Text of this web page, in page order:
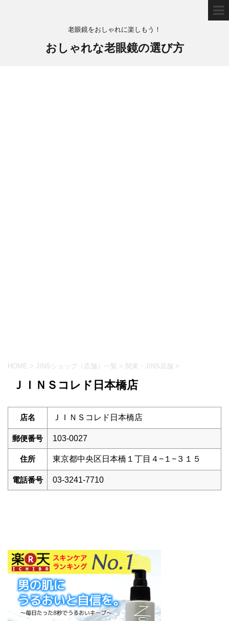
老眼鏡をおしゃれに楽しもう！
おしゃれな老眼鏡の選び方
HOME > JINSショップ（店舗）一覧 > 関東・JINS店舗 >
ＪＩＮＳコレド日本橋店
店名 ＪＩＮＳコレド日本橋店
郵便番号 103-0027
住所 東京都中央区日本橋１丁目４−１−３１５
電話番号 03-3241-7710